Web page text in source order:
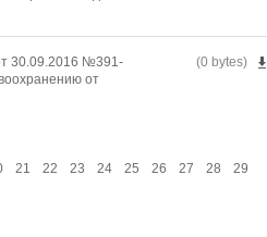
(0 bytes)
30.09.2016 №391-
от
21 22 23 24 25 26 27 28
29